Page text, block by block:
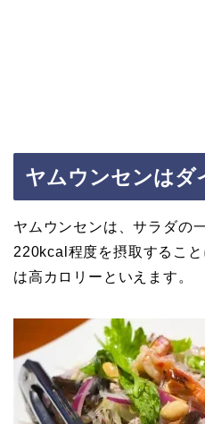
ヤムウンセンはダ
ヤムウンセンは、サラダの
220kcal程度を摂取するこ
は高カロリーといえます。